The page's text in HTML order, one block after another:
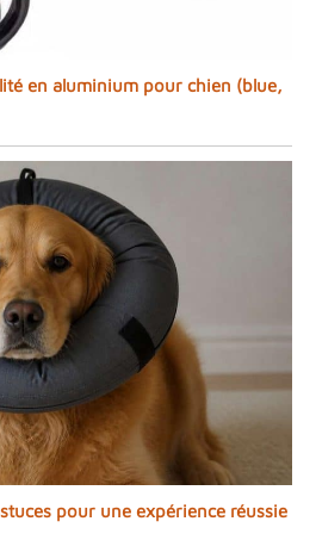
en aluminium pour chien (blue,
pour une expérience réussie